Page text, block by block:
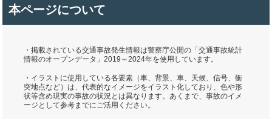
本ページについて
・掲載されている交通事故発生情報は警察庁公開の「交通事故統計
情報のオープンデータ」2019～2024年を使用しています。
・イラストに使用している各要素（車、背景、車、天候、信号、衝
突地点など）は、代表的なイメージをイラスト化しており、色や形
状等含め現実の事故の状況とは異なります。あくまで、事故のイメ
ージとして参考までにご活用ください。